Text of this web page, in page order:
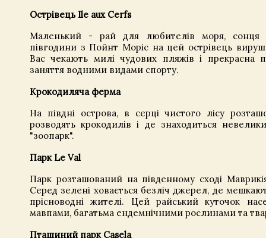
Острівець Ile aux Cerfs
Маленький - рай для любителів моря, сонця
півгодини з Пойнт Моріс на цей острівець
Вас чекають милі чудових пляжів і прекрасна
заняття водними видами спорту.
Крокодиляча ферма
На півдні острова, в серці чистого лісу
розводять крокодилів і де знаходиться
"зоопарк".
Парк Le Val
Парк розташований на південному сході
Серед зелені ховається безліч джерел, де
прісноводні жителі. Цей райський куточок
мавпами, багатьма ендемнічними рослинами та
Пташиний парк Casela